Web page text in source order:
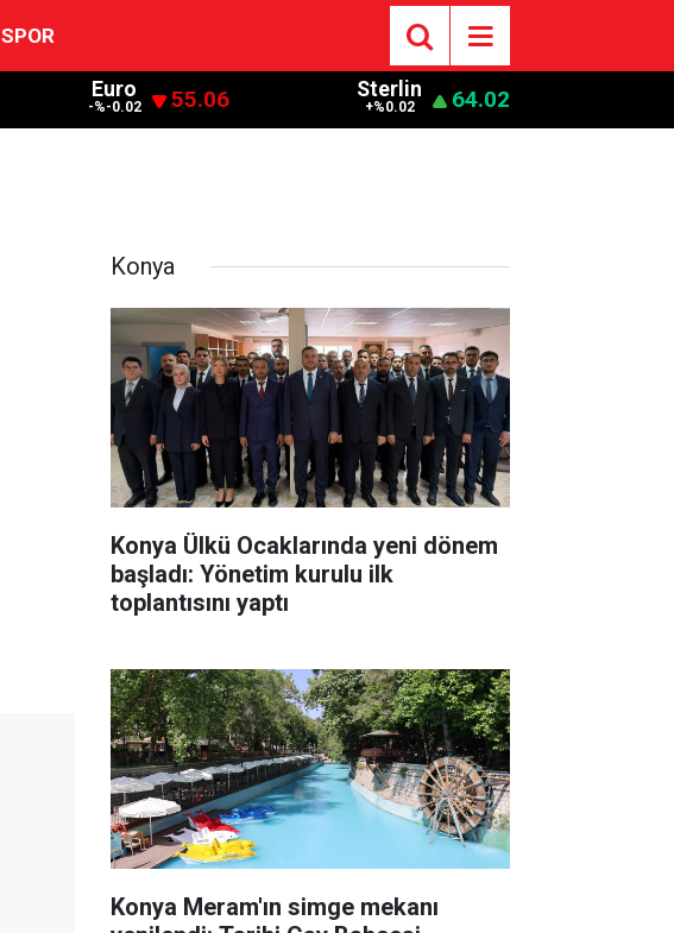
SPOR
Euro
-%-0.02 55.06 Sterlin
+%0.02 64.02
Konya
Konya Ülkü Ocaklarında yeni dönem
başladı: Yönetim kurulu ilk
toplantısını yaptı
Konya Meram'ın simge mekanı